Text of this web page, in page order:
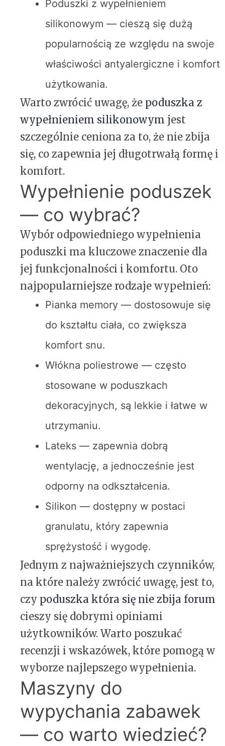
Poduszki z wypełnieniem
silikonowym — cieszą się dużą
popularnością ze względu na swoje
właściwości antyalergiczne i komfort
użytkowania.
Warto zwrócić uwagę, że poduszka z
wypełnieniem silikonowym jest
szczególnie ceniona za to, że nie zbija
się, co zapewnia jej długotrwałą formę i
komfort.
Wypełnienie poduszek
— co wybrać?
Wybór odpowiedniego wypełnienia
poduszki ma kluczowe znaczenie dla
jej funkcjonalności i komfortu. Oto
najpopularniejsze rodzaje wypełnień:
Pianka memory — dostosowuje się
do kształtu ciała, co zwiększa
komfort snu.
Włókna poliestrowe — często
stosowane w poduszkach
dekoracyjnych, są lekkie i łatwe w
utrzymaniu.
Lateks — zapewnia dobrą
wentylację, a jednocześnie jest
odporny na odkształcenia.
Silikon — dostępny w postaci
granulatu, który zapewnia
sprężystość i wygodę.
Jednym z najważniejszych czynników,
na które należy zwrócić uwagę, jest to,
czy poduszka która się nie zbija forum
cieszy się dobrymi opiniami
użytkowników. Warto poszukać
recenzji i wskazówek, które pomogą w
wyborze najlepszego wypełnienia.
Maszyny do
wypychania zabawek
— co warto wiedzieć?